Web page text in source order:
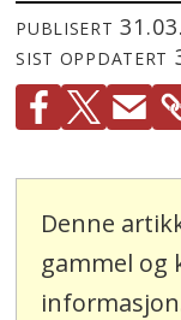
PUBLISERT
SIST OPPDATERT
Denne
gammel og